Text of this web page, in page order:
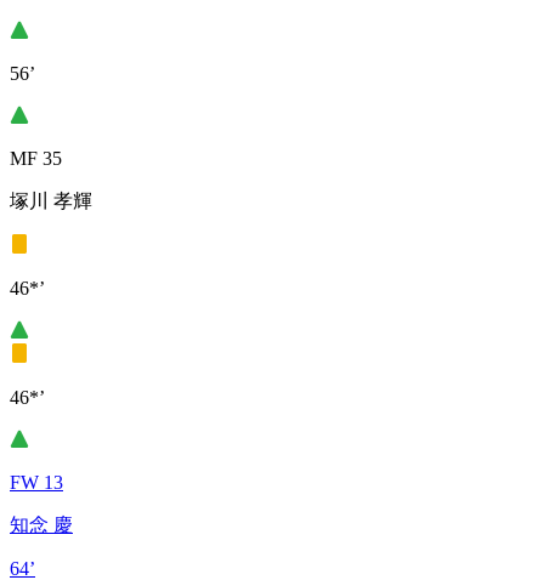
56’
MF 35
塚川 孝輝
46*’
46*’
FW 13
知念 慶
64’